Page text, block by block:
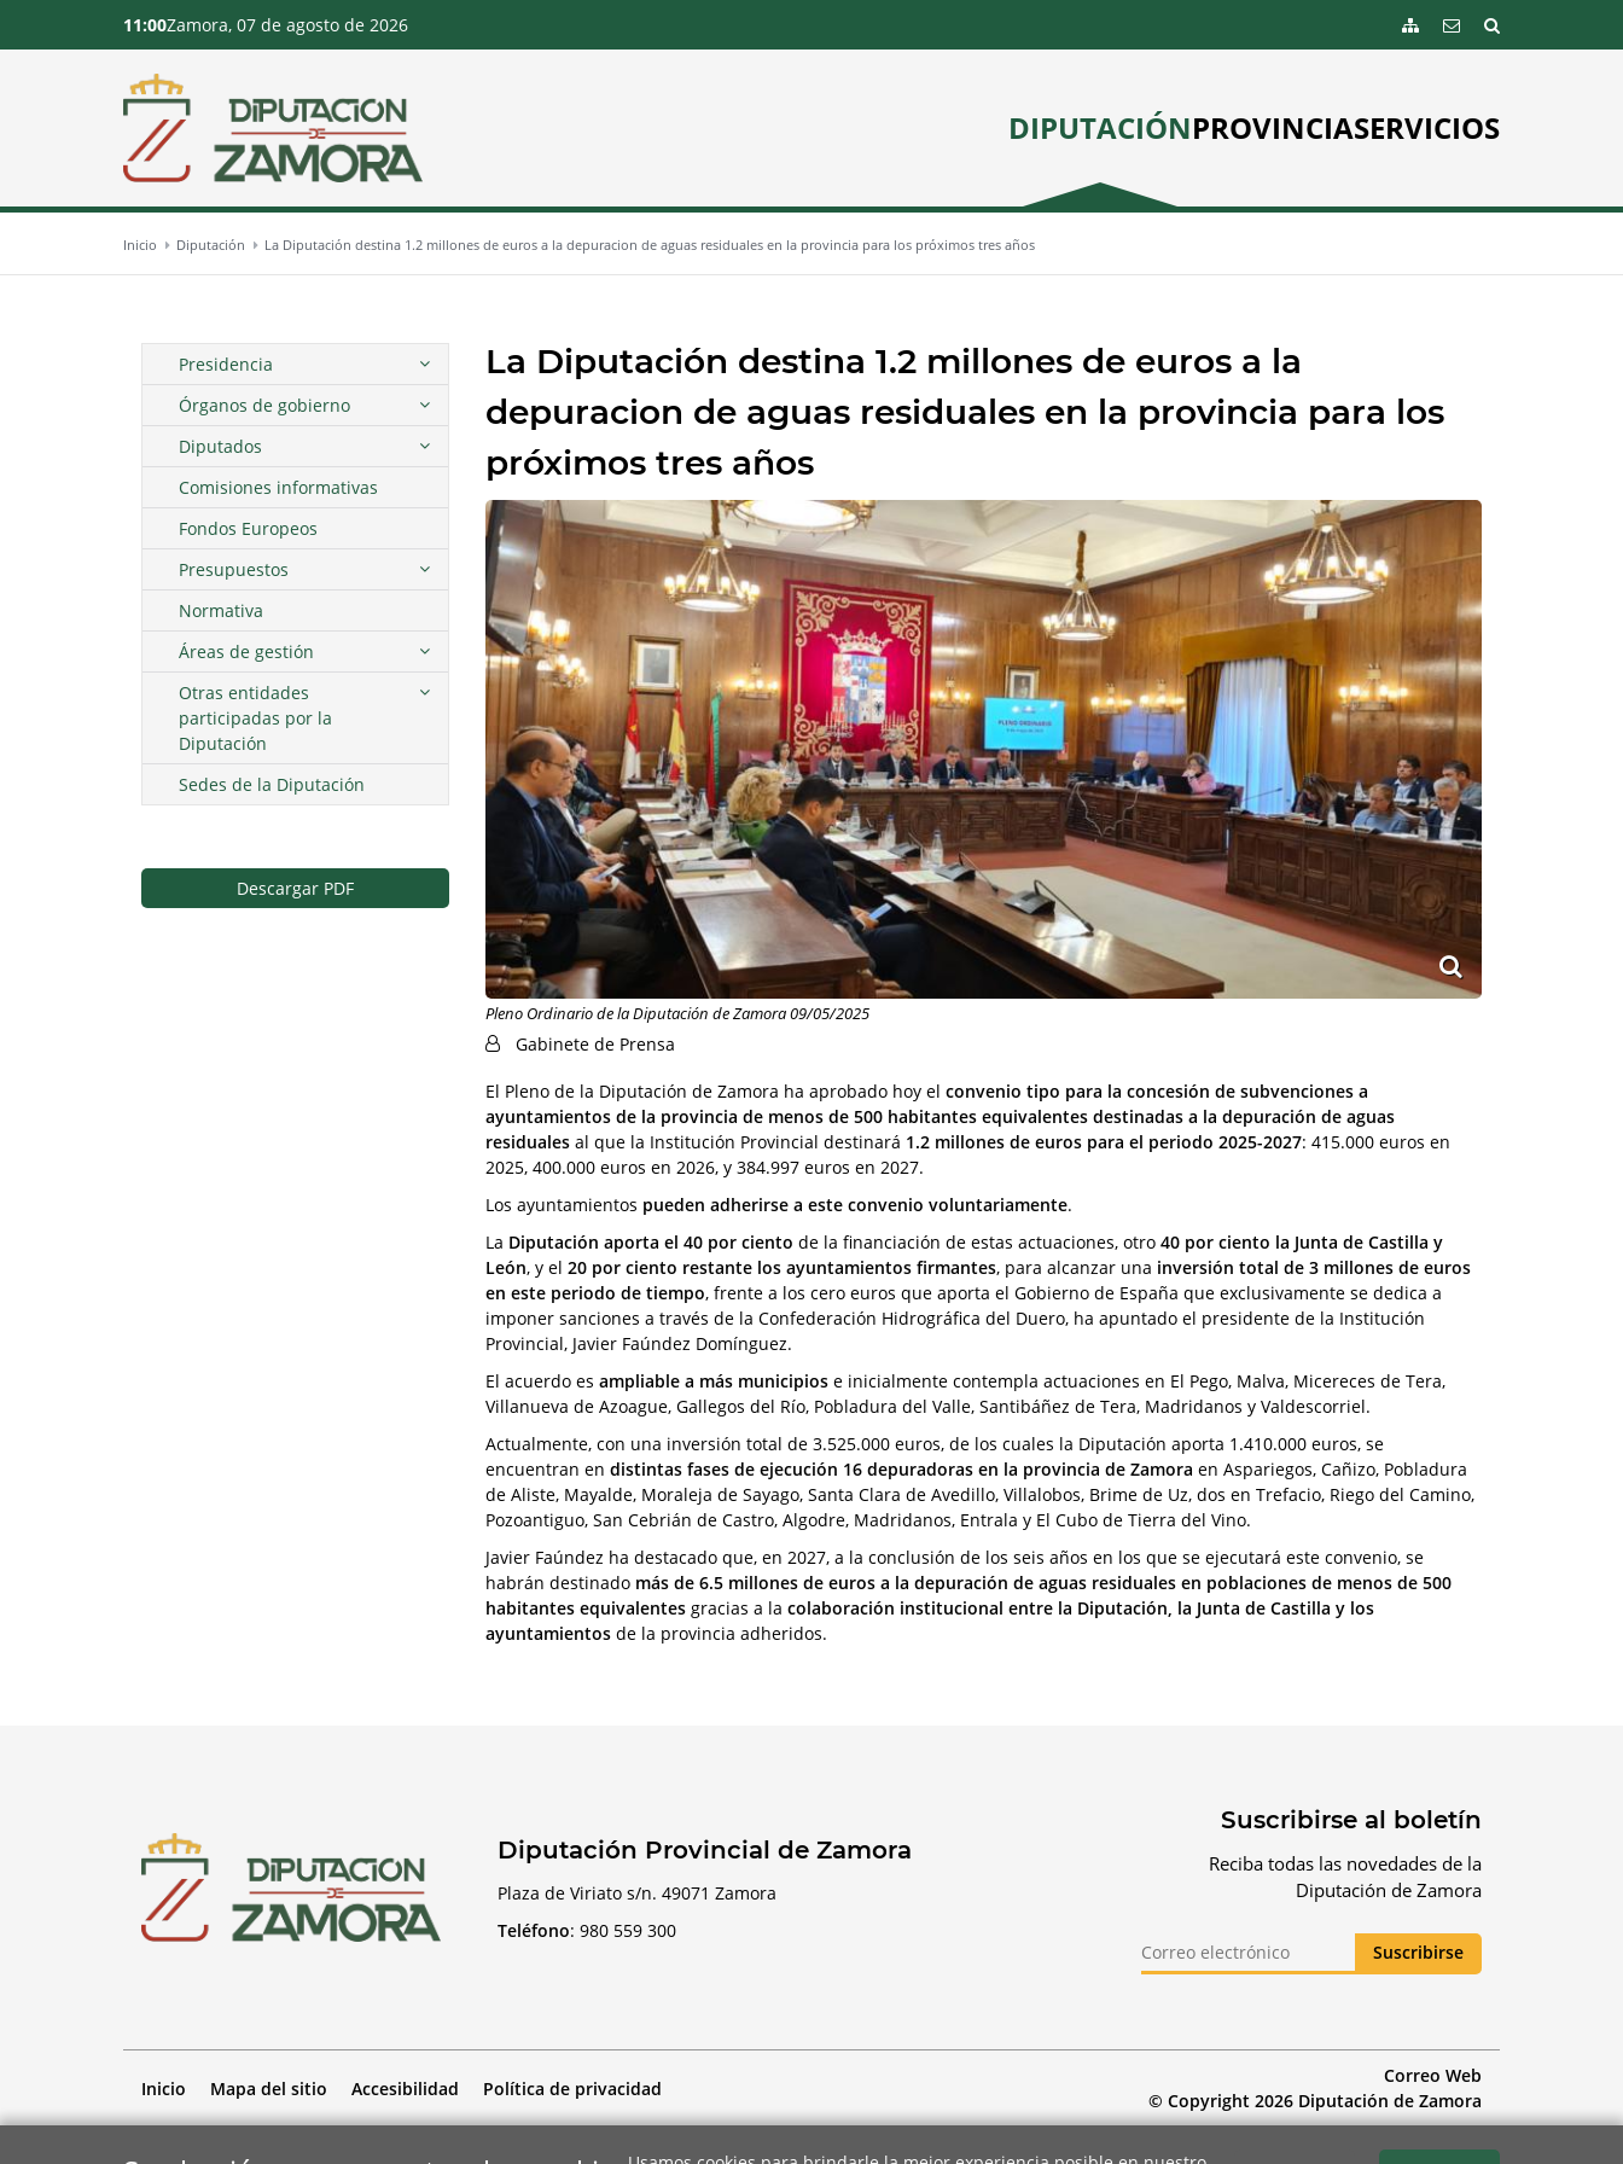
DIPUTACIÓNPROVINCIASERVICIOS
11:00Zamora, 07 de agosto de 2026
Inicio Diputación La Diputación destina 1.2 millones de euros a la depuracion de aguas residuales en la provincia para los próximos tres años
La Diputación destina 1.2 millones de euros a la
depuracion de aguas residuales en la provincia para los
próximos tres años
Pleno Ordinario de la Diputación de Zamora 09/05/2025
Gabinete de Prensa
El Pleno de la Diputación de Zamora ha aprobado hoy el convenio tipo para la concesión de subvenciones a
ayuntamientos de la provincia de menos de 500 habitantes equivalentes destinadas a la depuración de aguas
residuales al que la Institución Provincial destinará 1.2 millones de euros para el periodo 2025-2027: 415.000 euros en
2025, 400.000 euros en 2026, y 384.997 euros en 2027.
Los ayuntamientos pueden adherirse a este convenio voluntariamente.
La Diputación aporta el 40 por ciento de la financiación de estas actuaciones, otro 40 por ciento la Junta de Castilla y
León, y el 20 por ciento restante los ayuntamientos firmantes, para alcanzar una inversión total de 3 millones de euros
en este periodo de tiempo, frente a los cero euros que aporta el Gobierno de España que exclusivamente se dedica a
imponer sanciones a través de la Confederación Hidrográfica del Duero, ha apuntado el presidente de la Institución
Provincial, Javier Faúndez Domínguez.
El acuerdo es ampliable a más municipios e inicialmente contempla actuaciones en El Pego, Malva, Micereces de Tera,
Villanueva de Azoague, Gallegos del Río, Pobladura del Valle, Santibáñez de Tera, Madridanos y Valdescorriel.
Actualmente, con una inversión total de 3.525.000 euros, de los cuales la Diputación aporta 1.410.000 euros, se
encuentran en distintas fases de ejecución 16 depuradoras en la provincia de Zamora en Aspariegos, Cañizo, Pobladura
de Aliste, Mayalde, Moraleja de Sayago, Santa Clara de Avedillo, Villalobos, Brime de Uz, dos en Trefacio, Riego del Camino,
Pozoantiguo, San Cebrián de Castro, Algodre, Madridanos, Entrala y El Cubo de Tierra del Vino.
Javier Faúndez ha destacado que, en 2027, a la conclusión de los seis años en los que se ejecutará este convenio, se
habrán destinado más de 6.5 millones de euros a la depuración de aguas residuales en poblaciones de menos de 500
habitantes equivalentes gracias a la colaboración institucional entre la Diputación, la Junta de Castilla y los
ayuntamientos de la provincia adheridos.
Presidencia
Órganos de gobierno
Diputados
Comisiones informativas
Fondos Europeos
Presupuestos
Normativa
Áreas de gestión
Otras entidades
participadas por la
Diputación
Sedes de la Diputación
Descargar PDF
Diputación Provincial de Zamora
Plaza de Viriato s/n. 49071 Zamora
Teléfono: 980 559 300
Suscribirse al boletín
Reciba todas las novedades de la
Diputación de Zamora
Inicio Mapa del sitio Accesibilidad Política de privacidad
Correo Web
© Copyright 2026 Diputación de Zamora